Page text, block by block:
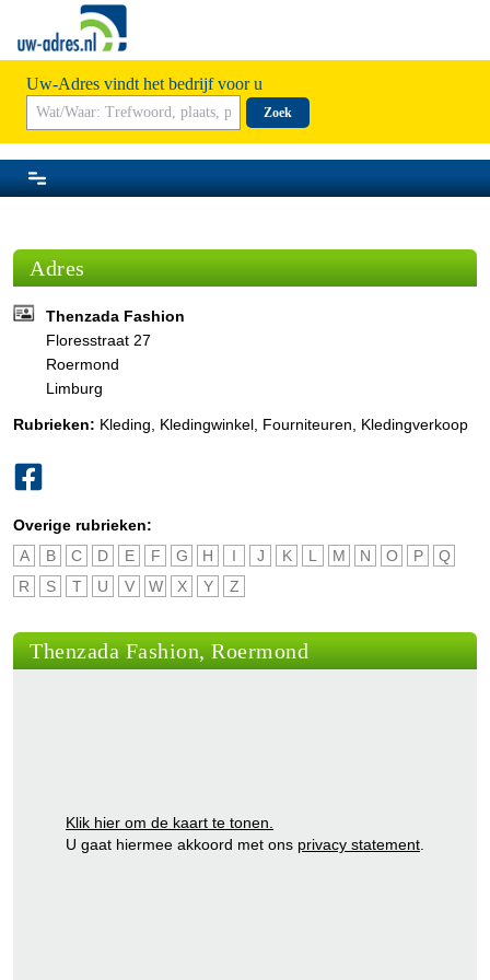
Uw-Adres vindt het bedrijf voor u
Zoek
Adres
Thenzada Fashion
Floresstraat 27
Roermond
Limburg
Rubrieken: Kleding Kledingwinkel Fourniteuren Kledingverkoop
Overige rubrieken:
A
B C D E F G H I J K L M N O P
Q
R
S T U V W X Y Z
Thenzada Fashion, Roermond
Klik hier om de kaart te tonen.
U gaat hiermee akkoord met ons privacy statement